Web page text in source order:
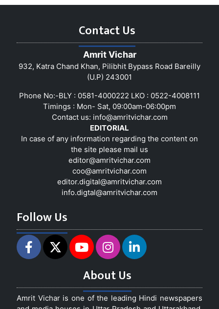
Contact Us
Amrit Vichar
932, Katra Chand Khan, Pilibhit Bypass Road Bareilly
(U.P) 243001
Phone No:-BLY : 0581-4000222 LKO : 0522-4008111
Timings : Mon- Sat, 09:00am-06:00pm
Contact us: info@amritvichar.com
EDITORIAL
In case of any information regarding the content on
the site please mail us
editor@amritvichar.com
coo@amritvichar.com
editor.digital@amritvichar.com
info.digtal@amritvichar.com
Follow Us
About Us
Amrit Vichar is one of the leading Hindi newspapers